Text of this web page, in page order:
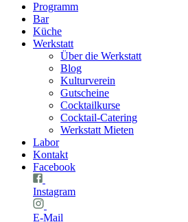
Programm
Bar
Küche
Werkstatt
Über die Werkstatt
Blog
Kulturverein
Gutscheine
Cocktailkurse
Cocktail-Catering
Werkstatt Mieten
Labor
Kontakt
Facebook
Instagram
E-Mail